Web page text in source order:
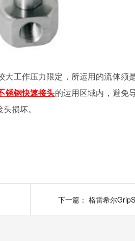
工作压力限定，所运用的流体须
锈钢快速接头的运用区域内，避免
损坏。
下一篇： 格雷希尔